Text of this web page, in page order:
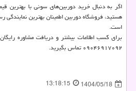
اگر به دنبال خرید دوربین‌های سونی با
هستید، فروشگاه دوربین اطمینان بهترین
است.
۰۹۰۴۶۹۱۷۰۹۲ تماس بگیرید.
1404/05/18
13:18:15